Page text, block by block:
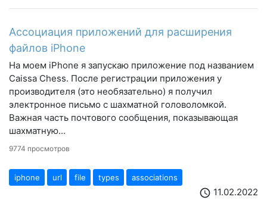
Ассоциация приложений для расширения
файлов iPhone
На моем iPhone я запускаю приложение под названием
Caissa Chess. После регистрации приложения у
производителя (это необязательно) я получил
электронное письмо с шахматной головоломкой.
Важная часть почтового сообщения, показывающая
шахматную...
9774 просмотров
iphone url file types associations
schedule 11.02.2022